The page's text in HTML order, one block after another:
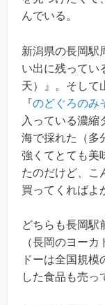
んでいる。
新潟県の長岡駅
い出に残ってい
天）』。そして
『のどぐろのみ
入っている濃縮
海で採れた（多
強くてとても美
たのだけど、こ
買ってくればよ
どちらも長岡駅
（長岡のヨー
ドーは全国規
した食品も売っ